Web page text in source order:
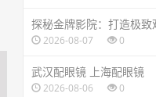
探秘金牌影院：打造极
2026-08-07 0
武汉配眼镜 上海配眼镜
2026-08-06 0